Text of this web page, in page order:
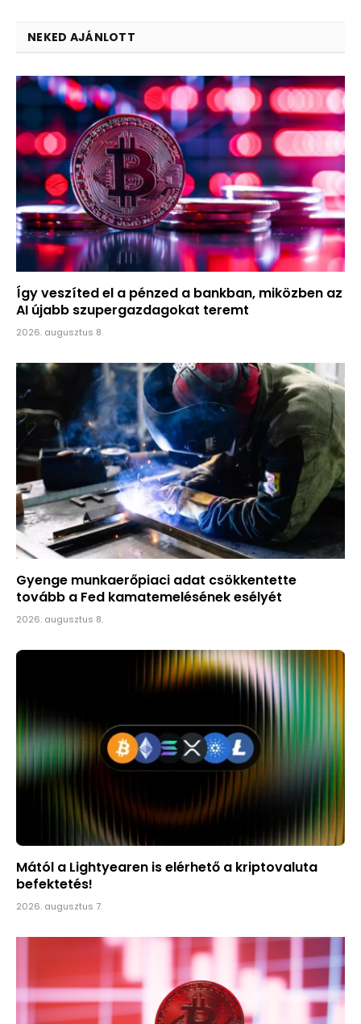
NEKED AJÁNLOTT
Így veszíted el a pénzed a bankban, miközben az
AI újabb szupergazdagokat teremt
2026. augusztus 8.
Gyenge munkaerőpiaci adat csökkentette
tovább a Fed kamatemelésének esélyét
2026. augusztus 8.
Mától a Lightyearen is elérhető a kriptovaluta
befektetés!
2026. augusztus 7.